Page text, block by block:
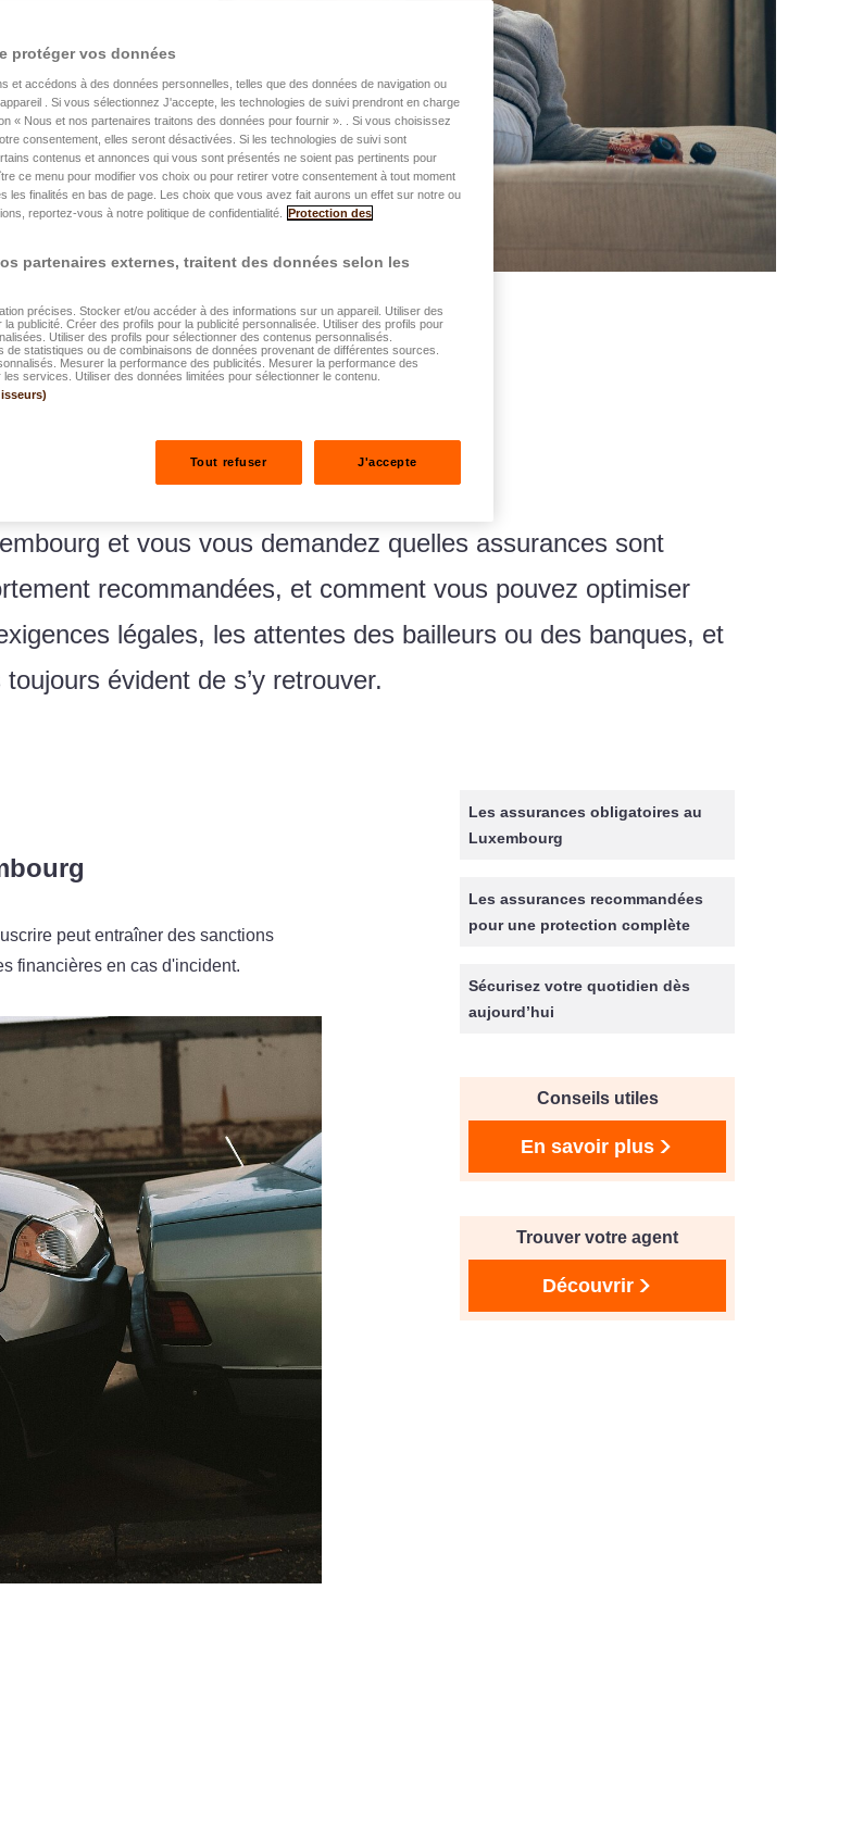
et conseils pour une protection optimale
et vous vous demandez quelles assurances sont
recommandées, et comment vous pouvez optimiser
légales, les attentes des bailleurs ou des banques, et
évident de s’y retrouver.
Les assurances obligatoires au
Luxembourg
Les assurances recommandées
pour une protection complète
Sécurisez votre quotidien dès
aujourd’hui
Conseils utiles
En savoir plus
Trouver votre agent
Découvrir
peut entraîner des sanctions
financières en cas d'incident.
protéger vos données
et accédons à des données personnelles, telles que des données de navigation ou
. Si vous sélectionnez J'accepte, les technologies de suivi prendront en charge
« Nous et nos partenaires traitons des données pour fournir ». . Si vous choisissez
consentement, elles seront désactivées. Si les technologies de suivi sont
contenus et annonces qui vous sont présentés ne soient pas pertinents pour
ce menu pour modifier vos choix ou pour retirer votre consentement à tout moment
les finalités en bas de page. Les choix que vous avez fait aurons un effet sur notre ou
reportez-vous à notre politique de confidentialité.
Protection des
partenaires externes, traitent des données selon les
précises. Stocker et/ou accéder à des informations sur un appareil. Utiliser des
publicité. Créer des profils pour la publicité personnalisée. Utiliser des profils pour
Utiliser des profils pour sélectionner des contenus personnalisés.
de statistiques ou de combinaisons de données provenant de différentes sources.
Mesurer la performance des publicités. Mesurer la performance des
services. Utiliser des données limitées pour sélectionner le contenu.
Tout refuser J'accepte